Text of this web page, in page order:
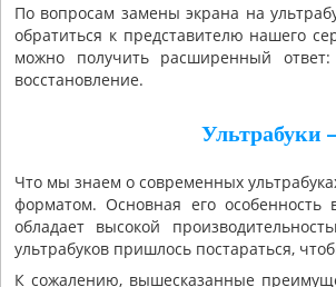
По вопросам замены экрана на
обратиться к представителю нашего
можно получить расширенный
восстановление.
Ультрабуки
Что мы знаем о современных
форматом. Основная его
обладает высокой
ультрабуков пришлось постараться,
К сожалению, вышесказанные